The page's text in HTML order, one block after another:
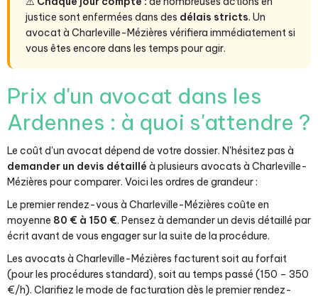
justice sont enfermées dans des délais stricts. Un
avocat à Charleville-Mézières vérifiera immédiatement si
vous êtes encore dans les temps pour agir.
Prix d'un avocat dans les
Ardennes : à quoi s'attendre ?
Le coût d'un avocat dépend de votre dossier. N'hésitez pas à
demander un devis détaillé à plusieurs avocats à Charleville-
Mézières pour comparer. Voici les ordres de grandeur :
Le premier rendez-vous à Charleville-Mézières coûte en
moyenne 80 € à 150 €. Pensez à demander un devis détaillé par
écrit avant de vous engager sur la suite de la procédure.
Les avocats à Charleville-Mézières facturent soit au forfait
(pour les procédures standard), soit au temps passé (150 – 350
€/h). Clarifiez le mode de facturation dès le premier rendez-